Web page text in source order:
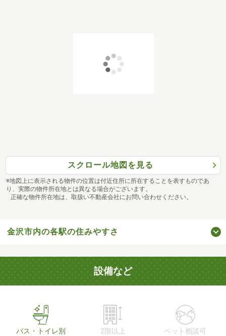
スクロール地図を見る
※地図上に表示される物件の位置は付近住所に所在することを表すものであ
り、実際の物件所在地とは異なる場合がございます。
正確な物件所在地は、取扱い不動産会社にお問い合わせください。
金沢市内の各駅の住みやすさ
設備など
バス・トイレ別 2階以上 ペット相談可